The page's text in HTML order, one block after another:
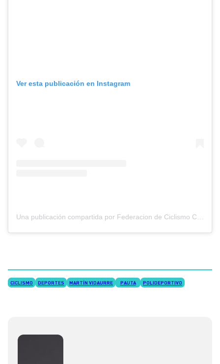
Ver esta publicación en Instagram
Una publicación compartida por Federacion de Ciclismo Chile (@fdnciclismochile)
CICLISMO DEPORTES MARTÍN VIDAURRE PAUTA POLIDEPORTIVO